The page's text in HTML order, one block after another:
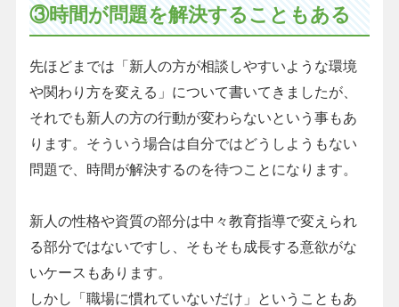
③時間が問題を解決することもある
先ほどまでは「新人の方が相談しやすいような環境
や関わり方を変える」について書いてきましたが、
それでも新人の方の行動が変わらないという事もあ
ります。そういう場合は自分ではどうしようもない
問題で、時間が解決するのを待つことになります。
新人の性格や資質の部分は中々教育指導で変えられ
る部分ではないですし、そもそも成長する意欲がな
いケースもあります。
しかし「職場に慣れていないだけ」ということもあ